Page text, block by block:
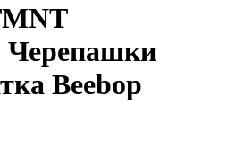
Черепашки
Beebop